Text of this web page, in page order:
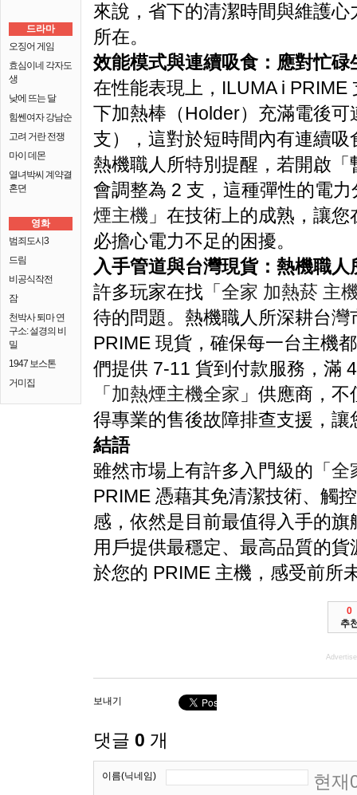
드라마
오징어 게임
효심이네 각자도
생
낮에 뜨는 달
힘쎈여자 강남순
고려 거란 전쟁
마이 데몬
열녀박씨 계약결
혼뎐
영화
범죄도시3
드림
비공식작전
잠
천박사 퇴마 연
구소: 설경의 비
밀
1947 보스톤
거미집
來說，省下的清潔時間與維護
所在。
效能模式與連續吸食：應對忙碌
在性能表現上，ILUMA i
下加熱棒（Holder）充滿電後
支），這對於短時間內有連續
熱機職人所特別提醒，若開啟
會調整為 2 支，這種彈性的電
煙主機 」在技術上的成熟，讓
必擔心電力不足的困擾。
入手管道與台灣現貨：熱機職人
許多玩家在找「全家 加熱菸 主
待的問題。熱機職人所深耕台
PRIME 現貨，確保每一台主機
們提供 7-11 貨到付款服務，滿
「加熱煙主機全家 」供應商，
得專業的售後故障排查支援，
結語
雖然市場上有許多入門級的「全
PRIME 憑藉其免清潔技術、觸
感，依然是目前最值得入手的旗
用戶提供最穩定、最高品質的
於您的 PRIME 主機，感受前所
0
추
보내기
댓글 0 개
이름(닉네임)
현재